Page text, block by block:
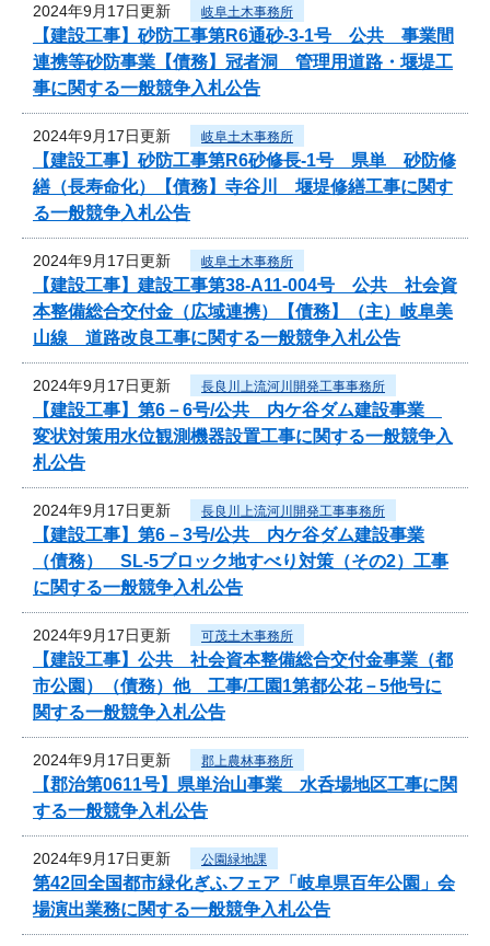
2024年9月17日更新 岐阜土木事務所
【建設工事】砂防工事第R6通砂-3-1号 公共 事業間
連携等砂防事業【債務】冠者洞 管理用道路・堰堤工
事に関する一般競争入札公告
2024年9月17日更新 岐阜土木事務所
【建設工事】砂防工事第R6砂修長-1号 県単 砂防修
繕（長寿命化）【債務】寺谷川 堰堤修繕工事に関す
る一般競争入札公告
2024年9月17日更新 岐阜土木事務所
【建設工事】建設工事第38-A11-004号 公共 社会資
本整備総合交付金（広域連携）【債務】（主）岐阜美
山線 道路改良工事に関する一般競争入札公告
2024年9月17日更新 長良川上流河川開発工事事務所
【建設工事】第6－6号/公共 内ケ谷ダム建設事業
変状対策用水位観測機器設置工事に関する一般競争入
札公告
2024年9月17日更新 長良川上流河川開発工事事務所
【建設工事】第6－3号/公共 内ケ谷ダム建設事業
（債務） SL-5ブロック地すべり対策（その2）工事
に関する一般競争入札公告
2024年9月17日更新 可茂土木事務所
【建設工事】公共 社会資本整備総合交付金事業（都
市公園）（債務）他 工事/工園1第都公花－5他号に
関する一般競争入札公告
2024年9月17日更新 郡上農林事務所
【郡治第0611号】県単治山事業 水呑場地区工事に関
する一般競争入札公告
2024年9月17日更新 公園緑地課
第42回全国都市緑化ぎふフェア「岐阜県百年公園」会
場演出業務に関する一般競争入札公告